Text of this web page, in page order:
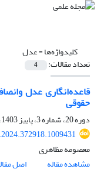
کلیدواژه‌ها =عدل
تعداد مقالات: 4
قاعده‌انگاری عدل
حقوقی
دوره 20، شماره 3، پاییز 1403، صفحه
معصومه مظاهری
مشاهده مقاله
اصل